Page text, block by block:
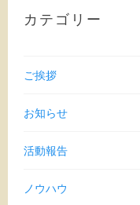
カテゴリー
ご挨拶
お知らせ
活動報告
ノウハウ